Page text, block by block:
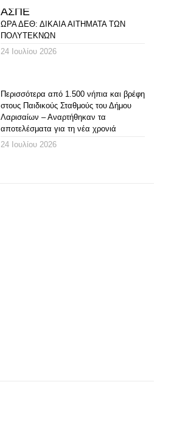
ΑΣΠΕ
ΩΡΑ ΔΕΘ: ΔΙΚΑΙΑ ΑΙΤΗΜΑΤΑ ΤΩΝ
ΠΟΛΥΤΕΚΝΩΝ
24 Ιουλίου 2026
Περισσότερα από 1.500 νήπια και βρέφη
στους Παιδικούς Σταθμούς του Δήμου
Λαρισαίων – Αναρτήθηκαν τα
αποτελέσματα για τη νέα χρονιά
24 Ιουλίου 2026